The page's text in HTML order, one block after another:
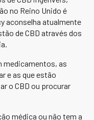
no Reino Unido é
aconselha atualmente
de CBD através dos
medicamentos, as
e as que estão
o CBD ou procurar
médica ou não tem a